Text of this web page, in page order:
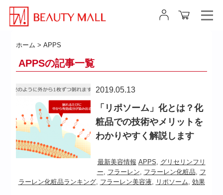
ホーム >APPS
APPSの記事一覧
2019.05.13
「リポソーム」化とは？化
粧品での技術やメリットを
わかりやすく解説します
最新美容情報 APPS, グリセリンフリ
ー, フラーレン, フラーレン化粧品, フ
ラーレン化粧品ランキング, フラーレン美容液, リポソーム, 効果